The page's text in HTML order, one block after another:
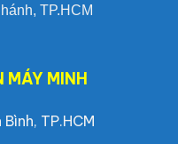
TP.HCM
MÁY MINH
TP.HCM